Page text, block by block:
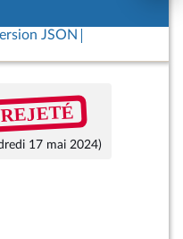
JSON
REJETÉ
17 mai 2024)